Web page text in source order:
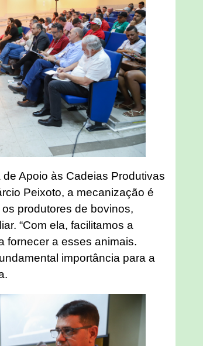
Apoio às Cadeias Produtivas
Peixoto, a mecanização é
produtores de bovinos,
“Com ela, facilitamos a
fornecer a esses animais.
importância para a